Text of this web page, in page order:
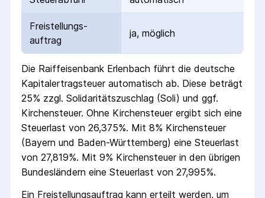
Freistellungs­
auftrag
ja, möglich
Die Raiffeisenbank Erlenbach führt die deutsche
Kapital­ertrag­steuer automatisch ab. Diese beträgt
25% zzgl. Solidaritäts­zuschlag (Soli) und ggf.
Kirchensteuer. Ohne Kirchensteuer ergibt sich eine
Steuerlast von 26,375%. Mit 8% Kirchensteuer
(Bayern und Baden-Württemberg) eine Steuerlast
von 27,819%. Mit 9% Kirchensteuer in den übrigen
Bundesländern eine Steuerlast von 27,995%.
Ein Freistellungs­auftrag kann erteilt werden, um